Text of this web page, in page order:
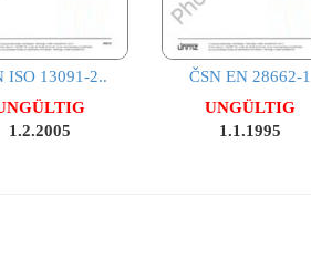
ISO 13091-2..
1.2.2005
ČSN EN 28662-1
UNGÜLTIG
1.1.1995